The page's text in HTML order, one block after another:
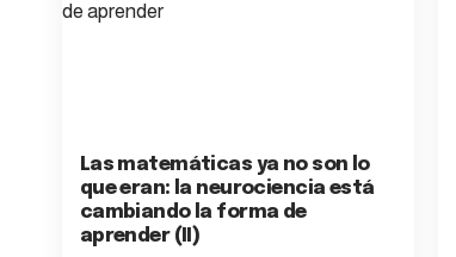
Las matemáticas ya no son lo
que eran: la neurociencia está
cambiando la forma de
aprender (II)